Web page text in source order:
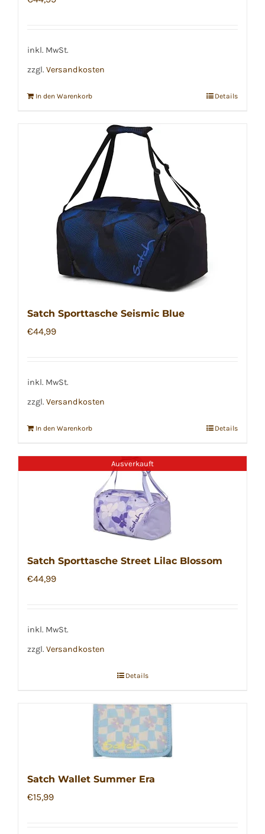
inkl. MwSt.
zzgl. Versandkosten
In den Warenkorb Details
Satch Sporttasche Seismic Blue
€44,99
inkl. MwSt.
zzgl. Versandkosten
In den Warenkorb Details
Ausverkauft
Satch Sporttasche Street Lilac Blossom
€44,99
inkl. MwSt.
zzgl. Versandkosten
Details
Satch Wallet Summer Era
€15,99